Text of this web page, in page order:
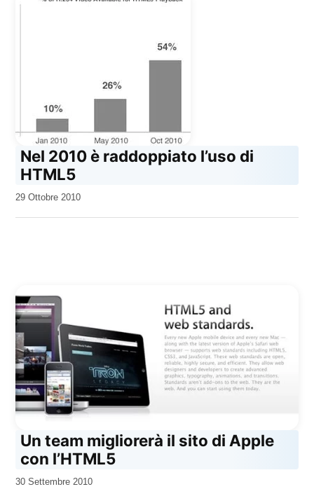
Nel 2010 è raddoppiato l’uso di
HTML5
da
29 Ottobre 2010
Un team migliorerà il sito di Apple
con l’HTML5
da
30 Settembre 2010